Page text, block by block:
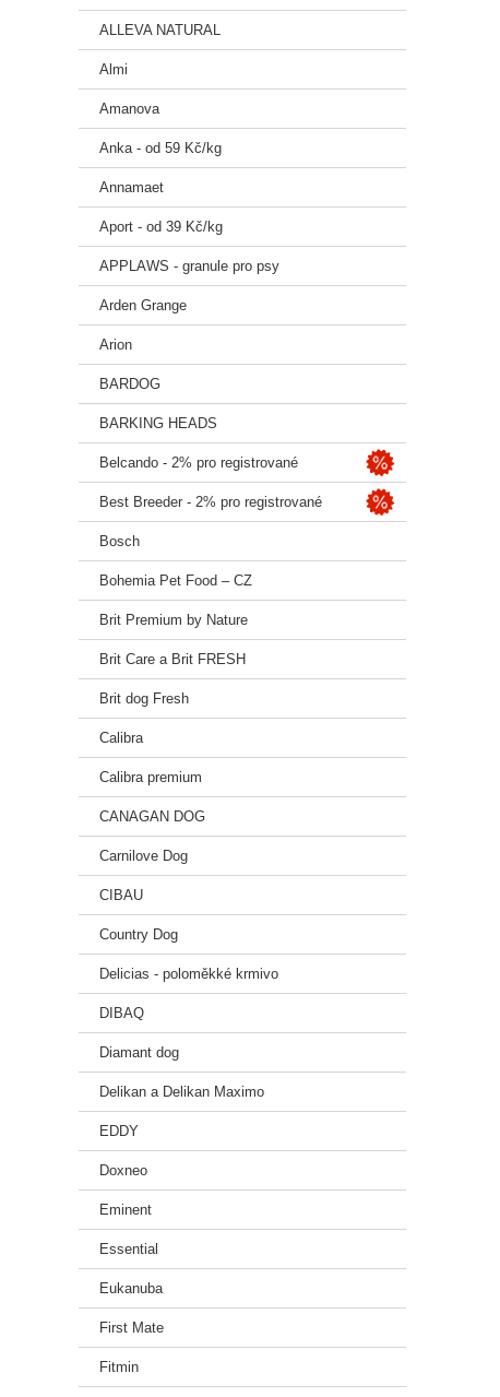
ALLEVA NATURAL
Almi
Amanova
Anka - od 59 Kč/kg
Annamaet
Aport - od 39 Kč/kg
APPLAWS - granule pro psy
Arden Grange
Arion
BARDOG
BARKING HEADS
Belcando - 2% pro registrované
Best Breeder - 2% pro registrované
Bosch
Bohemia Pet Food – CZ
Brit Premium by Nature
Brit Care a Brit FRESH
Brit dog Fresh
Calibra
Calibra premium
CANAGAN DOG
Carnilove Dog
CIBAU
Country Dog
Delicias - poloměkké krmivo
DIBAQ
Diamant dog
Delikan a Delikan Maximo
EDDY
Doxneo
Eminent
Essential
Eukanuba
First Mate
Fitmin